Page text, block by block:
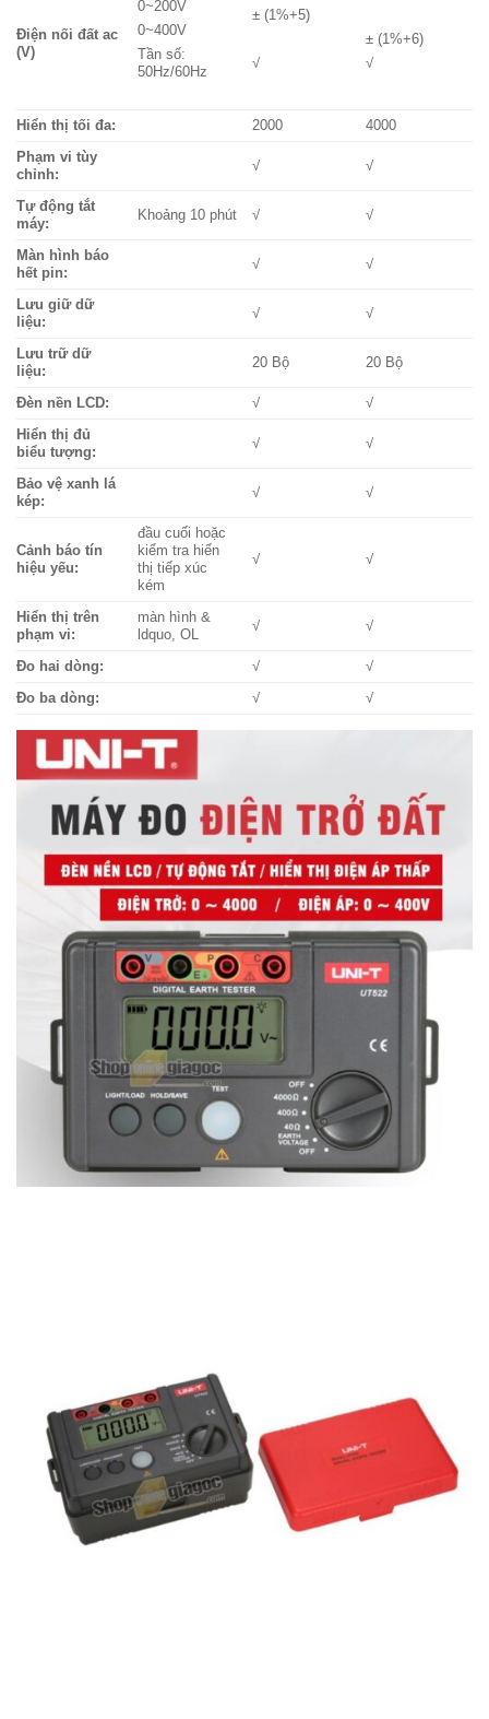
Điện nối đất ac
(V)
0~200V
0~400V
Tần số:
50Hz/60Hz
± (1%+5)
√
± (1%+6)
√
Hiển thị tối đa: 2000 4000
Phạm vi tùy
chỉnh:
√ √
Tự động tắt
máy:
Khoảng 10 phút √ √
Màn hình báo
hết pin:
√ √
Lưu giữ dữ
liệu:
√ √
Lưu trữ dữ
liệu:
20 Bộ 20 Bộ
Đèn nền LCD: √ √
Hiển thị đủ
biểu tượng:
√ √
Bảo vệ xanh lá
kép:
√ √
Cảnh báo tín
hiệu yếu:
đầu cuối hoặc
kiểm tra hiển
thị tiếp xúc
kém
√ √
Hiển thị trên
phạm vi:
màn hình &
ldquo, OL
√ √
Đo hai dòng: √ √
Đo ba dòng: √ √